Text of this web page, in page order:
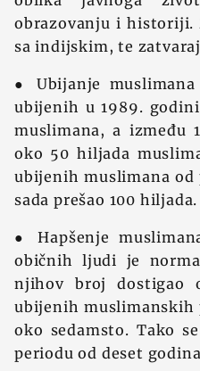
obrazovanju i historiji.
sa indijskim, te
● Ubijanje muslimana
ubijenih u 1989.
muslimana, a između
oko 50 hiljada
ubijenih muslimana od
sada prešao 100 hiljada.
● Hapšenje
običnih ljudi je
njihov broj dostigao
ubijenih muslimanskih
oko sedamsto. Tako
periodu od deset